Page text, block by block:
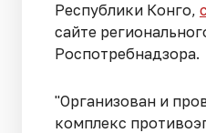
Республики Конго,
сайте
Роспотребнадзора.
"Организован и
комплекс